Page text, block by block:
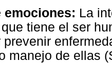
emociones: La
tiene el ser
prevenir
manejo de ellas